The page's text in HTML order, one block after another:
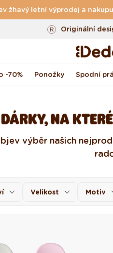
žhavý letní výprodej aVrácení
Originální
Rychlé
-70% Ponožky Spodní
DÁRKY, NA
výběr našich
Velikost Motiv